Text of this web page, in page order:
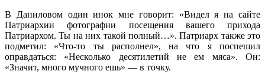
В Даниловом один инок мне говорит: «Видел я на сайте
Патриархии фотографии посещения вашего прихода
Патриархом. Ты на них такой полный…». Патриарх также это
подметил: «Что-то ты располнел», на что я поспешил
оправдаться: «Несколько десятилетий не ем мяса». Он:
«Значит, много мучного ешь» — в точку.